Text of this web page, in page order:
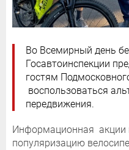
Во Всемирный день
Госавтоинспекции
гостям
воспользоваться
передвижения.
Информационная акции
популяризацию